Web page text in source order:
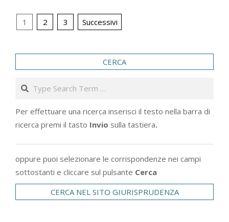
Paginazione
articoli
1 2 3 Successivi
CERCA
Search
Per effettuare una ricerca inserisci il testo nella barra di
ricerca premi il tasto Invio sulla tastiera.
oppure puoi selezionare le corrispondenze nei campi
sottostanti e cliccare sul pulsante Cerca
CERCA NEL SITO GIURISPRUDENZA